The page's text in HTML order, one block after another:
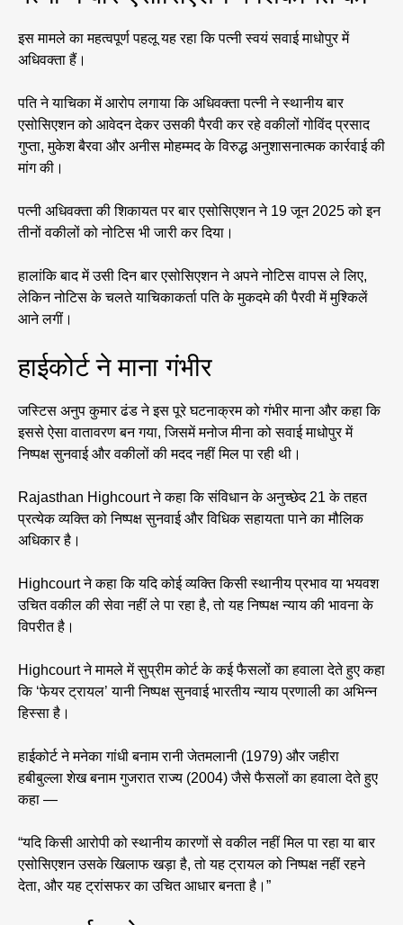
इस मामले का महत्वपूर्ण पहलू यह रहा कि पत्नी स्वयं सवाई माधोपुर में
अधिवक्ता हैं।
पति ने याचिका में आरोप लगाया कि अधिवक्ता पत्नी ने स्थानीय बार
एसोसिएशन को आवेदन देकर उसकी पैरवी कर रहे वकीलों गोविंद प्रसाद
गुप्ता, मुकेश बैरवा और अनीस मोहम्मद के विरुद्ध अनुशासनात्मक कार्रवाई की
मांग की।
पत्नी अधिवक्ता की शिकायत पर बार एसोसिएशन ने 19 जून 2025 को इन
तीनों वकीलों को नोटिस भी जारी कर दिया।
हालांकि बाद में उसी दिन बार एसोसिएशन ने अपने नोटिस वापस ले लिए,
लेकिन नोटिस के चलते याचिकाकर्ता पति के मुकदमे की पैरवी में मुश्किलें
आने लगीं।
हाईकोर्ट ने माना गंभीर
जस्टिस अनुप कुमार ढंड ने इस पूरे घटनाक्रम को गंभीर माना और कहा कि
इससे ऐसा वातावरण बन गया, जिसमें मनोज मीना को सवाई माधोपुर में
निष्पक्ष सुनवाई और वकीलों की मदद नहीं मिल पा रही थी।
Rajasthan Highcourt ने कहा कि संविधान के अनुच्छेद 21 के तहत
प्रत्येक व्यक्ति को निष्पक्ष सुनवाई और विधिक सहायता पाने का मौलिक
अधिकार है।
Highcourt ने कहा कि यदि कोई व्यक्ति किसी स्थानीय प्रभाव या भयवश
उचित वकील की सेवा नहीं ले पा रहा है, तो यह निष्पक्ष न्याय की भावना के
विपरीत है।
Highcourt ने मामले में सुप्रीम कोर्ट के कई फैसलों का हवाला देते हुए कहा
कि ‘फेयर ट्रायल’ यानी निष्पक्ष सुनवाई भारतीय न्याय प्रणाली का अभिन्न
हिस्सा है।
हाईकोर्ट ने मनेका गांधी बनाम रानी जेतमलानी (1979) और जहीरा
हबीबुल्ला शेख बनाम गुजरात राज्य (2004) जैसे फैसलों का हवाला देते हुए
कहा —
“यदि किसी आरोपी को स्थानीय कारणों से वकील नहीं मिल पा रहा या बार
एसोसिएशन उसके खिलाफ खड़ा है, तो यह ट्रायल को निष्पक्ष नहीं रहने
देता, और यह ट्रांसफर का उचित आधार बनता है।”